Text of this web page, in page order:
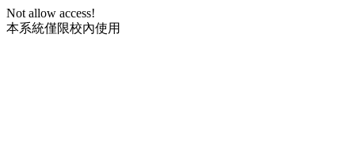
Not allow access!
本系統僅限校內使用